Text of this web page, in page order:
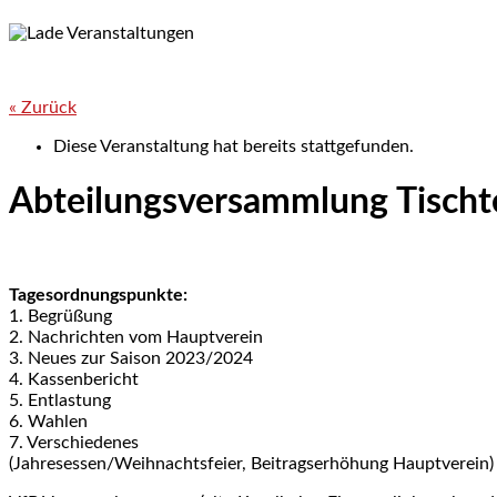
« Zurück
Diese Veranstaltung hat bereits stattgefunden.
Abteilungsversammlung
Tagesordnungspunkte:
1. Begrüßung
2. Nachrichten vom Hauptverein
3. Neues zur Saison 2023/2024
4. Kassenbericht
5. Entlastung
6. Wahlen
7. Verschiedenes
(Jahresessen/Weihnachtsfeier, Beitragserhöhung Hauptverein)